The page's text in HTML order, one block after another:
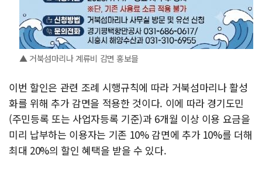
▲ 거북섬마리나 계류비 감면 홍보믈
이번 할인은 관련 조례 시행규칙에 따라 거북섬마리나 활성
화를 위해 추가 감면을 적용한 것이다. 이에 따라 경기도민
(주민등록 또는 사업자등록 기준)과 6개월 이상 이용 요금을
미리 납부하는 이용자는 기존 10% 감면에 추가 10%를 더해
최대 20%의 할인 혜택을 받을 수 있다.